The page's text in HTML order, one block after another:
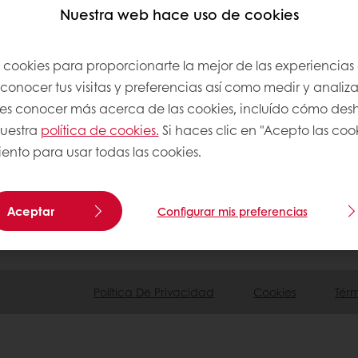
Nuestra web hace uso de cookies
cookies para proporcionarte la mejor de las experiencias
tus visitas y preferencias así como medir y
conocer más acerca de las cookies, incluído cómo
política de cookies. Si haces clic en "Acepto las
para usar todas las cookies.
Aceptar Configurar mis preferencias
de concursos
8132
Mypuratos.cl@puratos.com
Política De Privacidad Cookies